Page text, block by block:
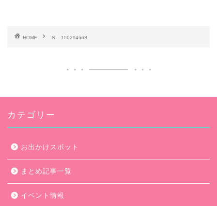
HOME S__100294663
カテゴリー
お出かけスポット
まとめ記事一覧
イベント情報